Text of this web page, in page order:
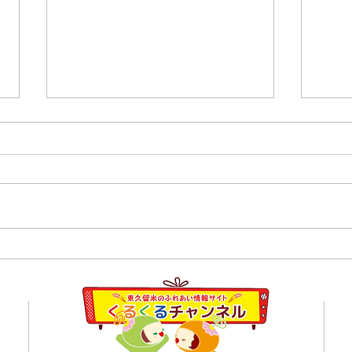
８月１日,２日清瀬駅南口ふ
れあい通り夏祭り
7月